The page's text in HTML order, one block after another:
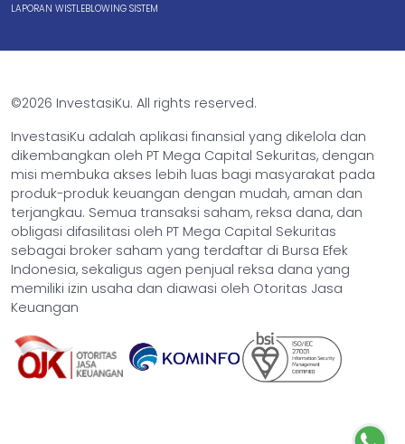
LAPORAN WISTLEBLOWING SISTEM
©2026 InvestasiKu. All rights reserved.
InvestasiKu adalah aplikasi finansial yang dikelola dan
dikembangkan oleh PT Mega Capital Sekuritas, dengan
misi membuka akses lebih luas bagi masyarakat pada
produk-produk keuangan dengan mudah, aman dan
terjangkau. Semua transaksi saham, reksa dana, dan
obligasi difasilitasi oleh PT Mega Capital Sekuritas
sebagai broker saham yang terdaftar di Bursa Efek
Indonesia, sekaligus agen penjual reksa dana yang
memiliki izin usaha dan diawasi oleh Otoritas Jasa
Keuangan